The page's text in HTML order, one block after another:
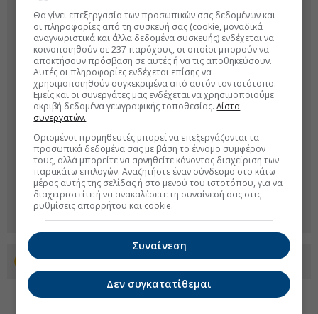
Προσθέστε το euro2day.gr στο Discover
Θα γίνει επεξεργασία των προσωπικών σας δεδομένων και
οι πληροφορίες από τη συσκευή σας (cookie, μοναδικά
αναγνωριστικά και άλλα δεδομένα συσκευής) ενδέχεται να
κοινοποιηθούν σε 237 παρόχους, οι οποίοι μπορούν να
αποκτήσουν πρόσβαση σε αυτές ή να τις αποθηκεύσουν.
Αυτές οι πληροφορίες ενδέχεται επίσης να
χρησιμοποιηθούν συγκεκριμένα από αυτόν τον ιστότοπο.
Εμείς και οι συνεργάτες μας ενδέχεται να χρησιμοποιούμε
ακριβή δεδομένα γεωγραφικής τοποθεσίας.Λίστα
συνεργατών.
Ορισμένοι προμηθευτές μπορεί να επεξεργάζονται τα
προσωπικά δεδομένα σας με βάση το έννομο συμφέρον
τους, αλλά μπορείτε να αρνηθείτε κάνοντας διαχείριση των
παρακάτω επιλογών. Αναζητήστε έναν σύνδεσμο στο κάτω
μέρος αυτής της σελίδας ή στο μενού του ιστοτόπου, για να
διαχειριστείτε ή να ανακαλέσετε τη συναίνεσή σας στις
ρυθμίσεις απορρήτου και cookie.
Συναίνεση
Δεν συγκατατίθεμαι